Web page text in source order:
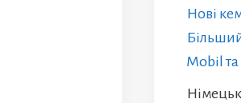
Нові
Mobil